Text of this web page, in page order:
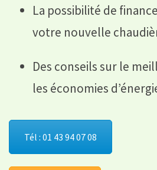
La possibilité de
votre nouvelle
Des conseils sur le
les économies
Tél : 01 43 94 07 08